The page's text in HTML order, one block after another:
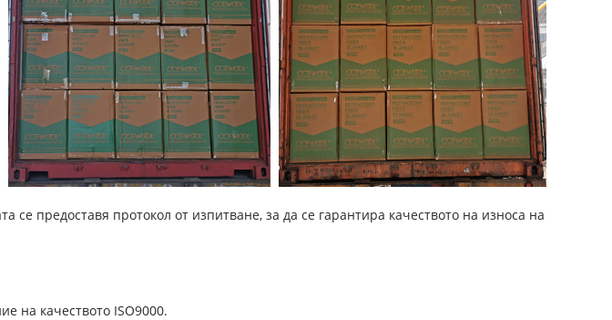
предоставя протокол от изпитване, за да се гарантира качеството на износа на
на качеството ISO9000.